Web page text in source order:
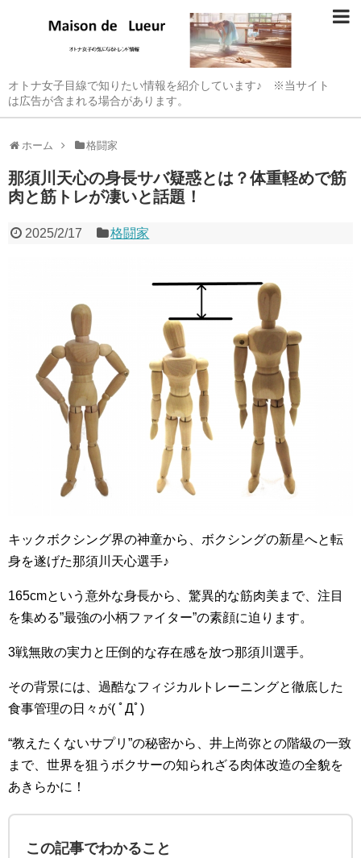
オトナ女子目線で知りたい情報を紹介しています♪ ※当サイト
は広告が含まれる場合があります。
ホーム 格闘家
那須川天心の身長サバ疑惑とは？体重軽めで筋
肉と筋トレが凄いと話題！
2025/2/17 格闘家
キックボクシング界の神童から、ボクシングの新星へと転
身を遂げた那須川天心選手♪
165cmという意外な身長から、驚異的な筋肉美まで、注目
を集める”最強の小柄ファイター”の素顔に迫ります。
3戦無敗の実力と圧倒的な存在感を放つ那須川選手。
その背景には、過酷なフィジカルトレーニングと徹底した
食事管理の日々が( ﾟДﾟ)
“教えたくないサプリ”の秘密から、井上尚弥との階級の一致
まで、世界を狙うボクサーの知られざる肉体改造の全貌を
あきらかに！
この記事でわかること